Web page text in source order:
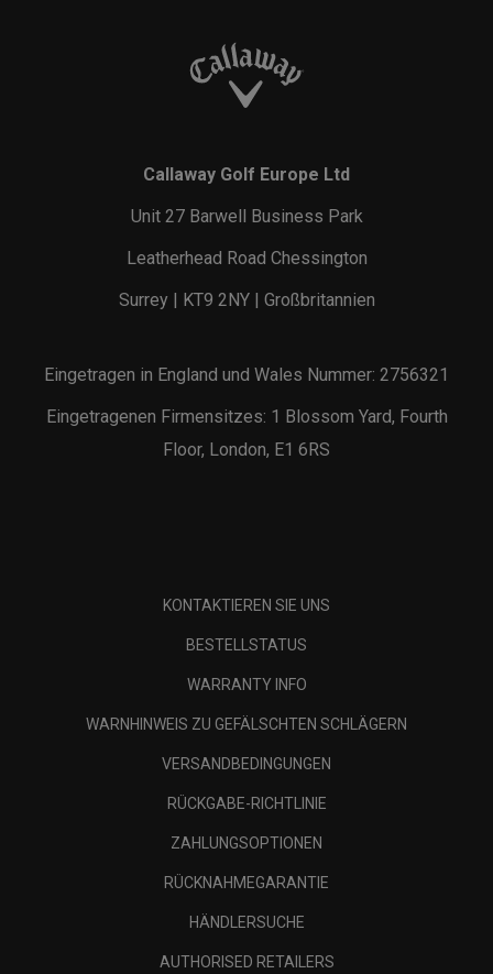
Callaway Golf Europe Ltd
Unit 27 Barwell Business Park
Leatherhead Road Chessington
Surrey | KT9 2NY | Großbritannien
Eingetragen in England und Wales Nummer: 2756321
Eingetragenen Firmensitzes: 1 Blossom Yard, Fourth
Floor, London, E1 6RS
KONTAKTIEREN SIE UNS
BESTELLSTATUS
WARRANTY INFO
WARNHINWEIS ZU GEFÄLSCHTEN SCHLÄGERN
VERSANDBEDINGUNGEN
RÜCKGABE-RICHTLINIE
ZAHLUNGSOPTIONEN
RÜCKNAHMEGARANTIE
HÄNDLERSUCHE
AUTHORISED RETAILERS